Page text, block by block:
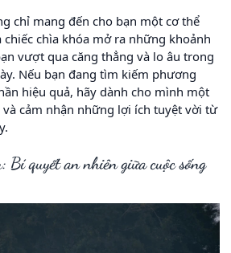
chỉ mang đến cho bạn một cơ thể
chiếc chìa khóa mở ra những khoảnh
vượt qua căng thẳng và lo âu trong
Nếu bạn đang tìm kiếm phương
hiệu quả, hãy dành cho mình một
cảm nhận những lợi ích tuyệt vời từ
Bí quyết an nhiên giữa cuộc sống